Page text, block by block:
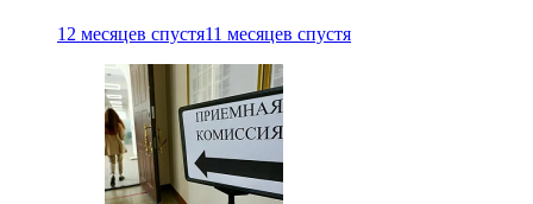
12 месяцев спустя11 месяцев спустя